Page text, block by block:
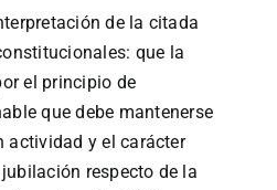
de la citada
que la
el principio de
que debe mantenerse
actividad y el carácter
respecto de la